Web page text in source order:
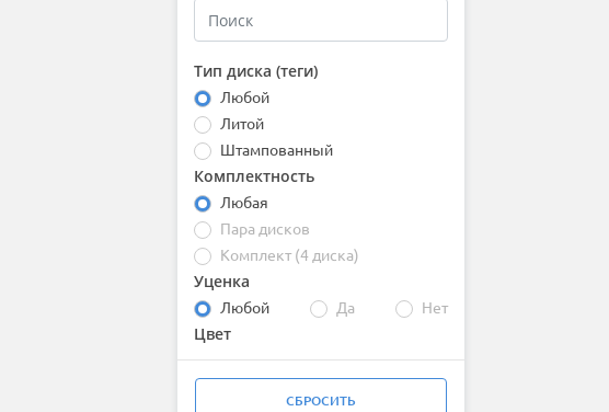
Тип диска (теги)
Любой
Литой
Штампованный
Комплектность
Любая
Пара дисков
Комплект (4 диска)
Уценка
Любой Да Нет
Цвет
СБРОСИТЬ